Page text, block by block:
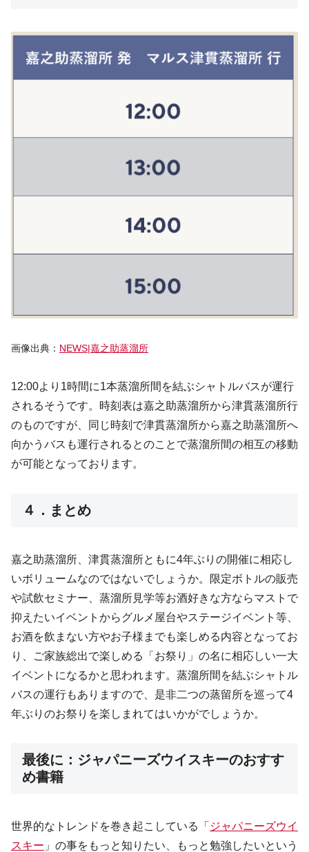
画像出典： NEWS|嘉之助蒸溜所
12:00より1時間に1本蒸溜所間を結ぶシャトルバスが運行
されるそうです。時刻表は嘉之助蒸溜所から津貫蒸溜所行
のものですが、同じ時刻で津貫蒸溜所から嘉之助蒸溜所へ
向かうバスも運行されるとのことで蒸溜所間の相互の移動
が可能となっております。
４．まとめ
嘉之助蒸溜所、津貫蒸溜所ともに4年ぶりの開催に相応し
いボリュームなのではないでしょうか。限定ボトルの販売
や試飲セミナー、蒸溜所見学等お酒好きな方ならマストで
抑えたいイベントからグルメ屋台やステージイベント等、
お酒を飲まない方やお子様までも楽しめる内容となってお
り、ご家族総出で楽しめる「お祭り」の名に相応しい一大
イベントになるかと思われます。蒸溜所間を結ぶシャトル
バスの運行もありますので、是非二つの蒸留所を巡って4
年ぶりのお祭りを楽しまれてはいかがでしょうか。
最後に：ジャパニーズウイスキーのおすす
め書籍
世界的なトレンドを巻き起こしている「 ジャパニーズウイ
スキー 」の事をもっと知りたい、もっと勉強したいという